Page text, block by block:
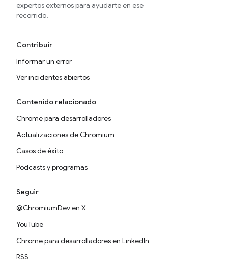
expertos externos para ayudarte en ese
recorrido.
Contribuir
Informar un error
Ver incidentes abiertos
Contenido relacionado
Chrome para desarrolladores
Actualizaciones de Chromium
Casos de éxito
Podcasts y programas
Seguir
@ChromiumDev en X
YouTube
Chrome para desarrolladores en LinkedIn
RSS